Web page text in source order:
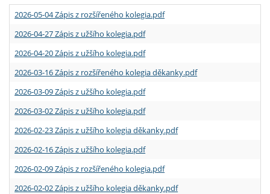
2026-05-04 Zápis z rozšířeného kolegia.pdf
2026-04-27 Zápis z užšího kolegia.pdf
2026-04-20 Zápis z užšího kolegia.pdf
2026-03-16 Zápis z rozšířeného kolegia děkanky.pdf
2026-03-09 Zápis z užšího kolegia.pdf
2026-03-02 Zápis z užšího kolegia.pdf
2026-02-23 Zápis z užšího kolegia děkanky.pdf
2026-02-16 Zápis z užšího kolegia.pdf
2026-02-09 Zápis z rozšířeného kolegia.pdf
2026-02-02 Zápis z užšího kolegia děkanky.pdf